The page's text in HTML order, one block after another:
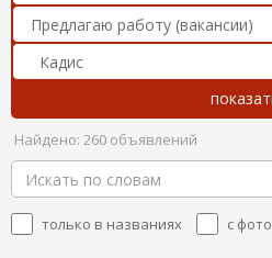
Найдено: 260 объявлений
только в названиях с фото